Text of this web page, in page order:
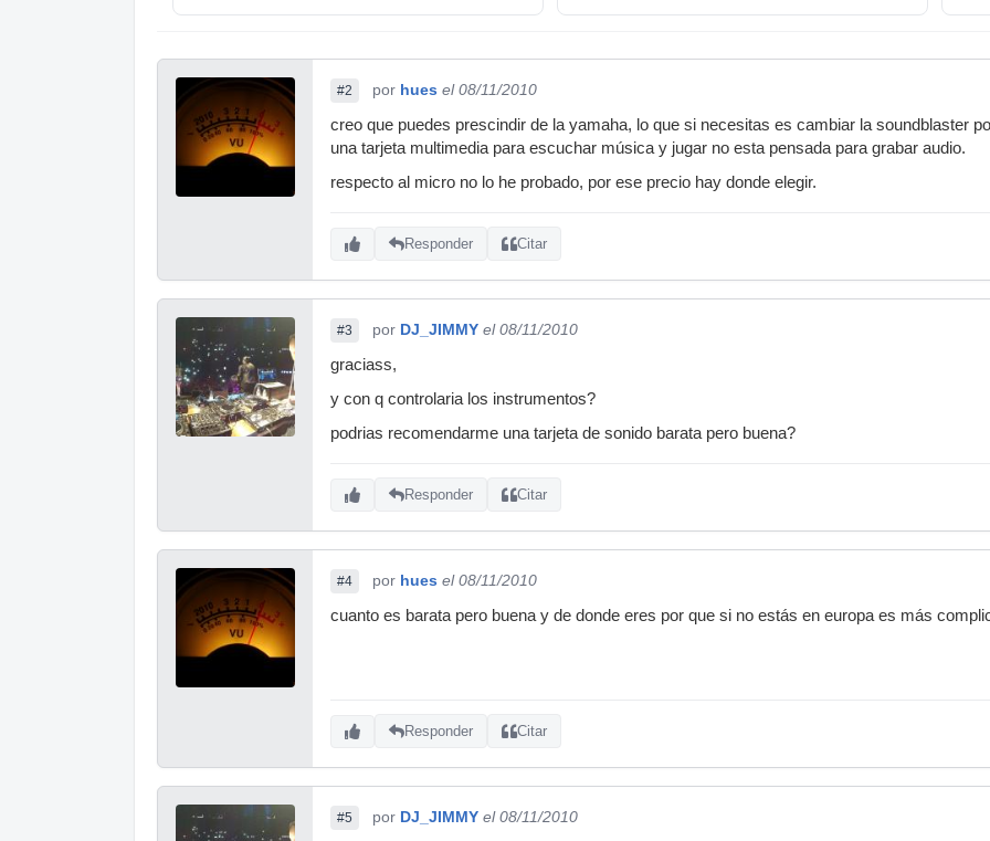
#2 por hues el 08/11/2010
creo que puedes prescindir de la yamaha, lo que si necesitas es cambiar la soundblaster
una tarjeta multimedia para escuchar música y jugar no esta pensada para grabar audio.
respecto al micro no lo he probado, por ese precio hay donde elegir.
Responder Citar
#3 por DJ_JIMMY el 08/11/2010
graciass,
y con q controlaria los instrumentos?
podrias recomendarme una tarjeta de sonido barata pero buena?
Responder Citar
#4 por hues el 08/11/2010
cuanto es barata pero buena y de donde eres por que si no estás en europa es más
Responder Citar
#5 por DJ_JIMMY el 08/11/2010